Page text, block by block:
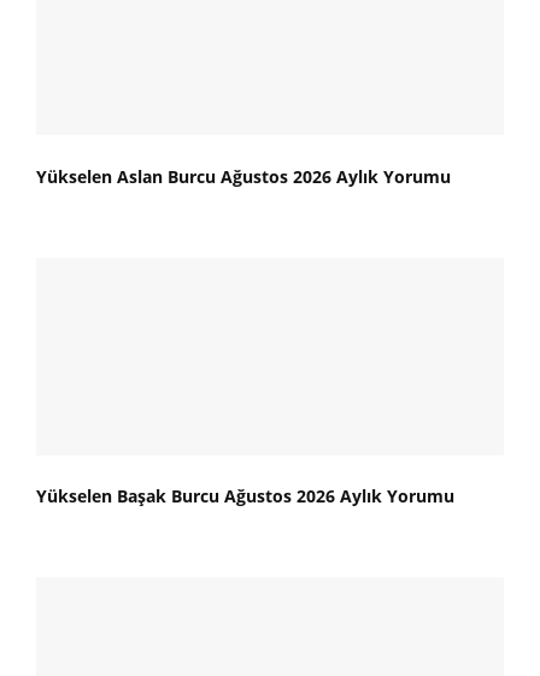
Yükselen Aslan Burcu Ağustos 2026 Aylık Yorumu
Yükselen Başak Burcu Ağustos 2026 Aylık Yorumu